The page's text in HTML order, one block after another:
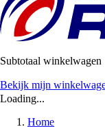
Subtotaal winkelwagen
Bekijk mijn
Loading...
Home